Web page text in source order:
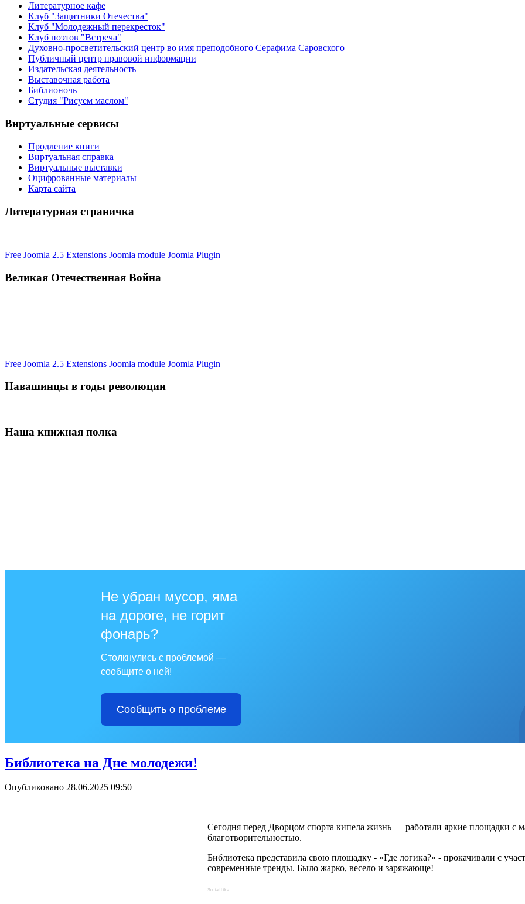
Литературное кафе
Клуб "Защитники Отечества"
Клуб "Молодежный перекресток"
Клуб поэтов "Встреча"
Духовно-просветительский центр во имя преподобного Серафима Саровского
Публичный центр правовой информации
Издательская деятельность
Выставочная работа
Библионочь
Студия "Рисуем маслом"
Виртуальные сервисы
Продление книги
Виртуальная справка
Виртуальные выставки
Оцифрованные материалы
Карта сайта
Литературная страничка
Free Joomla 2.5 Extensions Joomla module Joomla Plugin
Великая Отечественная Война
Free Joomla 2.5 Extensions Joomla module Joomla Plugin
Навашинцы в годы революции
Наша книжная полка
Не убран мусор, яма
на дороге, не горит
фонарь?
Столкнулись с проблемой —
сообщите о ней!
Сообщить о проблеме
Библиотека на Дне молодежи!
Опубликовано 28.06.2025 09:50
Сегодня перед Дворцом спорта кипела жизнь — работали яркие площадки с
благотворительностью.
Библиотека представила свою площадку - «Где логика?» - прокачивали с
современные тренды. Было жарко, весело и заряжающе!
Social Like